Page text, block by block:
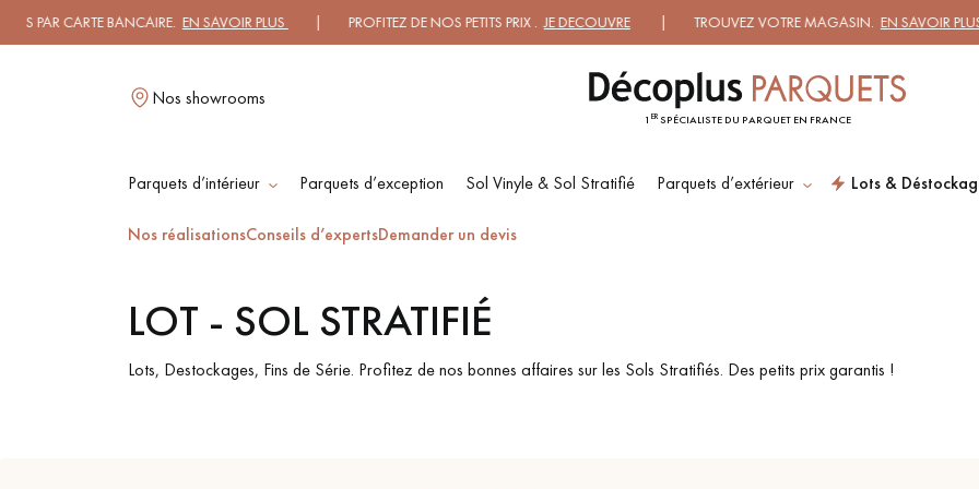
CARTE BANCAIRE.EN SAVOIR PLUS| PROFITEZ DE NOS PETITS PRIX .JE DECOUVRE| TROUVEZ VOTRE MAGASIN.EN SAVOIR PLUS
Nos showrooms
1 ERSPÉCIALISTE DU PARQUET EN FRANCE
Parquets d’intérieur Parquets d’exception Sol Vinyle & Sol Stratifié Parquets d’extérieur Lots &
Nos réalisationsConseils d’expertsDemander un devisLES RECHERCHES LES PLUS
PARQUET MASSIF
PARQUET
CONTRECOLLÉ -
FLOTTANT
LOT - SOL STRATIFIÉ
Lots, Destockages, Fins de Série. Profitez de nos bonnes affaires sur les Sols Stratifiés. Des petits prix garantis !